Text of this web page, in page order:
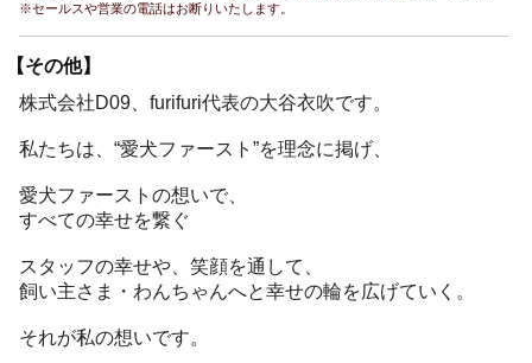
※セールスや営業の電話はお断りいたします。
【その他】
株式会社D09、furifuri代表の大谷衣吹です。
私たちは、“愛犬ファースト”を理念に掲げ、
愛犬ファーストの想いで、
すべての幸せを繋ぐ
スタッフの幸せや、笑顔を通して、
飼い主さま・わんちゃんへと幸せの輪を広げていく。
それが私の想いです。